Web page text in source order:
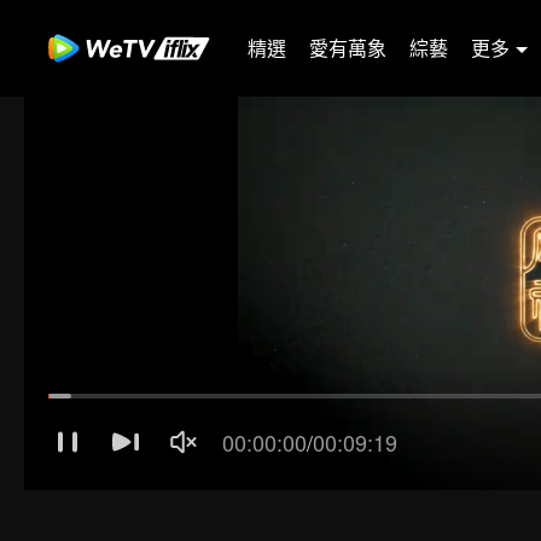
精選 愛有萬象 綜藝 更多